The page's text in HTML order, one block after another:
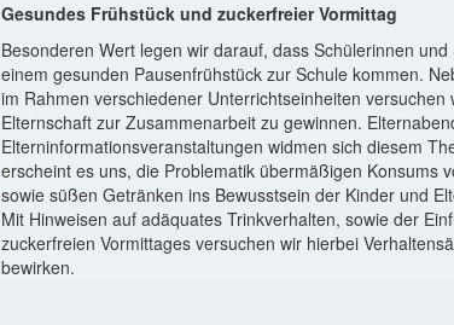
Gesundes Frühstück und zuckerfreier Vormittag
Besonderen Wert legen wir darauf, dass Schülerinnen und
einem gesunden Pausenfrühstück zur Schule kommen.
im Rahmen verschiedener Unterrichtseinheiten versuchen
Elternschaft zur Zusammenarbeit zu gewinnen.
Elterninformationsveranstaltungen widmen sich diesem
erscheint es uns, die Problematik übermäßigen Konsums
sowie süßen Getränken ins Bewusstsein der Kinder und
Mit Hinweisen auf adäquates Trinkverhalten, sowie der
zuckerfreien Vormittages versuchen wir hierbei
bewirken.